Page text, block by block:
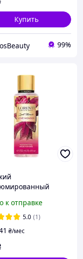
Купить
99%
"Love Wonder" 250
к отправке
5.0 (1)
₴/мес